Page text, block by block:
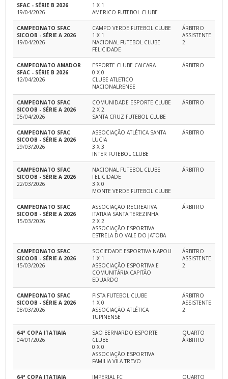
SFAC - SÉRIE B 2026
19/04/2026
1 X 1
AMERICO FUTEBOL CLUBE
CAMPEONATO SFAC
SICOOB - SÉRIE A 2026
19/04/2026
CAMPO VERDE FUTEBOL CLUBE
1 X 1
NACIONAL FUTEBOL CLUBE
FELICIDADE
ÁRBITRO
ASSISTENTE
2
CAMPEONATO AMADOR
SFAC - SÉRIE B 2026
12/04/2026
ESPORTE CLUBE CAICARA
0 X 0
CLUBE ATLETICO
NACIONALRENSE
ÁRBITRO
CAMPEONATO SFAC
SICOOB - SÉRIE A 2026
05/04/2026
COMUNIDADE ESPORTE CLUBE
2 X 2
SANTA CRUZ FUTEBOL CLUBE
ÁRBITRO
CAMPEONATO SFAC
SICOOB - SÉRIE A 2026
29/03/2026
ASSOCIAÇÃO ATLÉTICA SANTA
LUCIA
3 X 3
INTER FUTEBOL CLUBE
ÁRBITRO
CAMPEONATO SFAC
SICOOB - SÉRIE A 2026
22/03/2026
NACIONAL FUTEBOL CLUBE
FELICIDADE
3 X 0
MONTE VERDE FUTEBOL CLUBE
ÁRBITRO
CAMPEONATO SFAC
SICOOB - SÉRIE A 2026
15/03/2026
ASSOCIAÇÃO RECREATIVA
ITATIAIA SANTA TEREZINHA
2 X 2
ASSOCIAÇÃO ESPORTIVA
ESTRELA DO VALE DO JATOBA
ÁRBITRO
CAMPEONATO SFAC
SICOOB - SÉRIE A 2026
15/03/2026
SOCIEDADE ESPORTIVA NAPOLI
1 X 1
ASSOCIAÇÃO ESPORTIVA E
COMUNITÁRIA CAPITÃO
EDUARDO
ÁRBITRO
ASSISTENTE
2
CAMPEONATO SFAC
SICOOB - SÉRIE A 2026
08/03/2026
PISTA FUTEBOL CLUBE
1 X 0
ASSOCIAÇÃO ATLÉTICA
TUPINENSE
ÁRBITRO
ASSISTENTE
2
64ª COPA ITATIAIA
04/01/2026
SAO BERNARDO ESPORTE
CLUBE
0 X 0
ASSOCIAÇÃO ESPORTIVA
FAMILIA VILA TREVO
QUARTO
ÁRBITRO
64ª COPA ITATIAIA IMPERIAL FC QUARTO